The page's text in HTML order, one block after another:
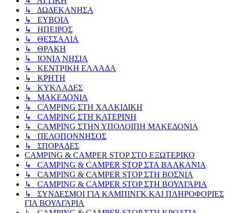
↳ ΔΩΔΕΚΑΝΗΣΑ
↳ ΕΥΒΟΙΑ
↳ ΗΠΕΙΡΟΣ
↳ ΘΕΣΣΑΛΙΑ
↳ ΘΡΑΚΗ
↳ ΙΟΝΙΑ ΝΗΣΙΑ
↳ ΚΕΝΤΡΙΚΗ ΕΛΛΑΔΑ
↳ ΚΡΗΤΗ
↳ ΚΥΚΛΑΔΕΣ
↳ ΜΑΚΕΔΟΝΙΑ
↳ CAMPING ΣΤΗ ΧΑΛΚΙΔΙΚΗ
↳ CAMPING ΣΤΗ ΚΑΤΕΡΙΝΗ
↳ CAMPING ΣΤΗΝ ΥΠΟΛΟΙΠΗ ΜΑΚΕΔΟΝΙΑ
↳ ΠΕΛΟΠΟΝΝΗΣΟΣ
↳ ΣΠΟΡΑΔΕΣ
CAMPING & CAMPER STOP ΣΤΟ ΕΞΩΤΕΡΙΚΟ
↳ CAMPING & CAMPER STOP ΣΤΑ ΒΑΛΚΑΝΙΑ
↳ CAMPING & CAMPER STOP ΣΤΗ ΒΟΣΝΙΑ
↳ CAMPING & CAMPER STOP ΣΤΗ ΒΟΥΛΓΑΡΙΑ
↳ ΣΥΝΔΕΣΜΟΙ ΓΙΑ ΚΑΜΠΙΝΓΚ ΚΑΙ ΠΛΗΡΟΦΟΡΙΕΣ
ΓΙΑ ΒΟΥΛΓΑΡΙΑ